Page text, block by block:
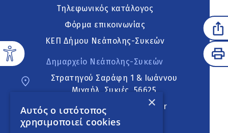
Τηλεφωνικός κατάλογος
Φόρμα επικοινωνίας
ΚΕΠ Δήμου Νεάπολης-Συκεών
Δημαρχείο Νεάπολης-Συκεών
Στρατηγού Σαράφη 1 & Ιωάννου
Μιχαήλ, Συκιές, 56625
neapoli.sykies@ddt.gov.gr
Ακολουθήστε
×
Αυτός ο ιστότοπος
χρησιμοποιεί cookies